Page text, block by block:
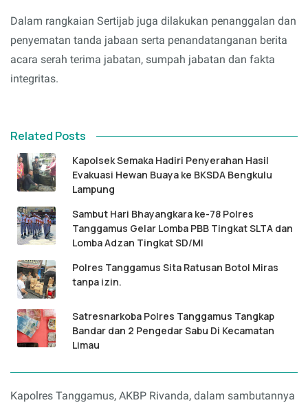
Dalam rangkaian Sertijab juga dilakukan penanggalan dan
penyematan tanda jabaan serta penandatanganan berita
acara serah terima jabatan, sumpah jabatan dan fakta
integritas.
Related Posts
Kapolsek Semaka Hadiri Penyerahan Hasil
Evakuasi Hewan Buaya ke BKSDA Bengkulu
Lampung
Sambut Hari Bhayangkara ke-78 Polres
Tanggamus Gelar Lomba PBB Tingkat SLTA dan
Lomba Adzan Tingkat SD/MI
Polres Tanggamus Sita Ratusan Botol Miras
tanpa izin.
Satresnarkoba Polres Tanggamus Tangkap
Bandar dan 2 Pengedar Sabu Di Kecamatan
Limau
Kapolres Tanggamus, AKBP Rivanda, dalam sambutannya